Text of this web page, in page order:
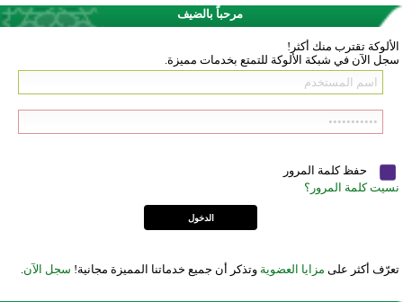
مرحباً بالضيف
الألوكة تقترب منك أكثر!
سجل الآن في شبكة الألوكة للتمتع بخدمات مميزة.
حفظ كلمة المرور
نسيت كلمة المرور؟
تعرّف أكثر على مزايا العضوية وتذكر أن جميع خدماتنا المميزة مجانية! سجل الآن.